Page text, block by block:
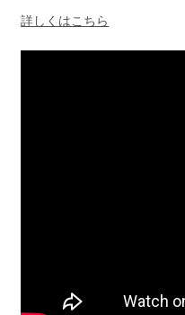
詳しくはこちら